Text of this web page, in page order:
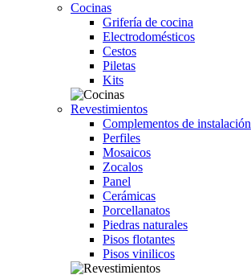
Cocinas
Grifería de cocina
Electrodomésticos
Cestos
Piletas
Kits
Revestimientos
Complementos de instalación
Perfiles
Mosaicos
Zocalos
Panel
Cerámicas
Porcellanatos
Piedras naturales
Pisos flotantes
Pisos vinilicos